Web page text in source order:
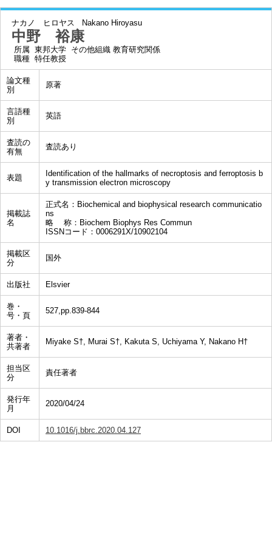
ナカノ ヒロヤス Nakano Hiroyasu
中野 裕康
所属 東邦大学 その他組織 教育研究関係
職種 特任教授
論文種
別
原著
言語種
別
英語
査読の
有無
査読あり
表題
Identification of the hallmarks of necroptosis and ferroptosis b
y transmission electron microscopy
掲載誌
名
正式名：Biochemical and biophysical research communicatio
ns
略 称：Biochem Biophys Res Commun
ISSNコード：0006291X/10902104
掲載区
分
国外
出版社 Elsvier
巻・
号・頁
527,pp.839-844
著者・
共著者
Miyake S†, Murai S†, Kakuta S, Uchiyama Y, Nakano H†
担当区
分
責任著者
発行年
月
2020/04/24
DOI 10.1016/j.bbrc.2020.04.127